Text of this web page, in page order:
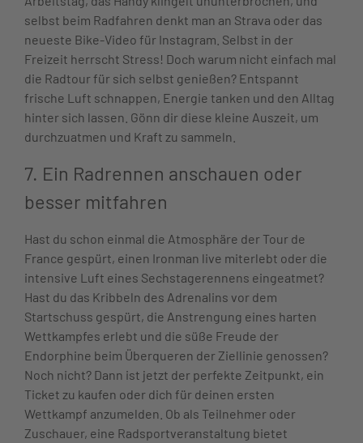
selbst beim Radfahren denkt man an Strava oder das
neueste Bike-Video für Instagram. Selbst in der
Freizeit herrscht Stress! Doch warum nicht einfach mal
die Radtour für sich selbst genießen? Entspannt
frische Luft schnappen, Energie tanken und den Alltag
hinter sich lassen. Gönn dir diese kleine Auszeit, um
durchzuatmen und Kraft zu sammeln.
7. Ein Radrennen anschauen oder
besser mitfahren
Hast du schon einmal die Atmosphäre der Tour de
France gespürt, einen Ironman live miterlebt oder die
intensive Luft eines Sechstagerennens eingeatmet?
Hast du das Kribbeln des Adrenalins vor dem
Startschuss gespürt, die Anstrengung eines harten
Wettkampfes erlebt und die süße Freude der
Endorphine beim Überqueren der Ziellinie genossen?
Noch nicht? Dann ist jetzt der perfekte Zeitpunkt, ein
Ticket zu kaufen oder dich für deinen ersten
Wettkampf anzumelden. Ob als Teilnehmer oder
Zuschauer, eine Radsportveranstaltung bietet